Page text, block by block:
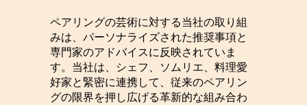
ペアリングの芸術に対する当社の取り組
みは、パーソナライズされた推奨事項と
専門家のアドバイスに反映されていま
す。当社は、シェフ、ソムリエ、料理愛
好家と緊密に連携して、従来のペアリン
グの限界を押し広げる革新的な組み合わ